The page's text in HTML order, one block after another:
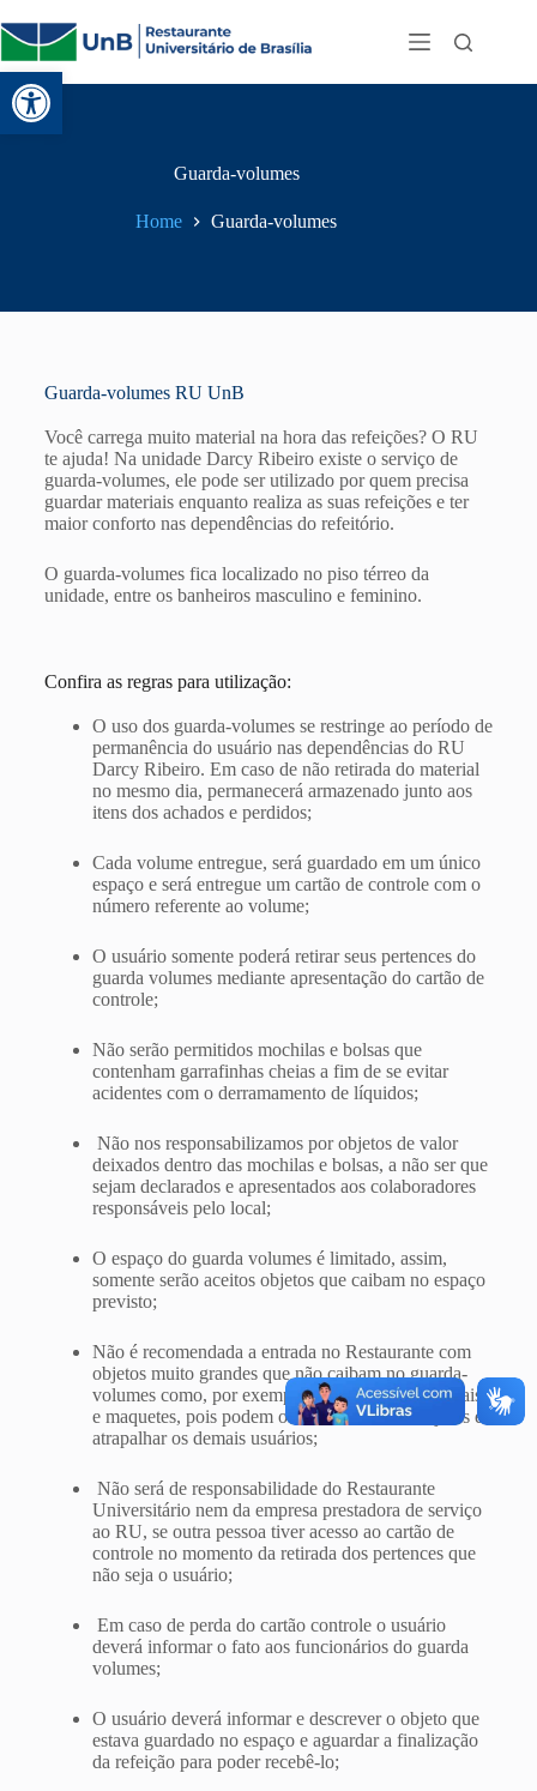
Abrir a barra de ferramentas
Guarda-volumes
Home Guarda-volumes
Guarda-volumes RU UnB
Você carrega muito material na hora das refeições? O RU
te ajuda! Na unidadeDarcy Ribeiro existeo serviço de
guarda-volumes, ele pode ser utilizado por quem precisa
guardarmateriaisenquanto realiza as suas refeições e ter
maior conforto nas dependências do refeitório.
O guarda-volumes fica localizado no piso térreo da
unidade, entre os banheiros masculino e feminino.
Confira as regras para utilização:
O uso dos guarda-volumes se restringe ao período de
permanência do usuário nas dependências do RU
Darcy Ribeiro. Em caso de não retirada do material
no mesmo dia, permanecerá armazenado junto aos
itens dos achados e perdidos;
Cada volume entregue, será guardado em um único
espaço e será entregue um cartão de controle com o
número referente ao volume;
O usuário somente poderá retirar seus pertences do
guarda volumes mediante apresentação do cartão de
controle;
Não serão permitidos mochilas e bolsas que
contenham garrafinhas cheias a fim de se evitar
acidentes com o derramamento de líquidos;
Não nos responsabilizamos por objetos de valor
deixados dentro das mochilas e bolsas, a não ser que
sejam declarados e apresentados aos colaboradores
responsáveis pelo local;
O espaço do guarda volumes é limitado, assim,
somente serão aceitos objetos que caibam no espaço
previsto;
Não é recomendada a entrada no Restaurante com
objetos muito grandes que não caibam no guarda-
volumes como, por exemplo, instrumentos musicais
e maquetes, pois podem ocorrer danos aos objetos e
atrapalhar os demais usuários;
Não será de responsabilidade do Restaurante
Universitário nem da empresa prestadora de serviço
ao RU, se outra pessoa tiver acesso ao cartão de
controle no momento da retirada dos pertences que
não seja o usuário;
Em caso de perda do cartão controle o usuário
deverá informar o fato aos funcionários do guarda
volumes;
O usuário deverá informar e descrever o objeto que
estava guardado no espaço e aguardar a finalização
da refeição para poder recebê-lo;